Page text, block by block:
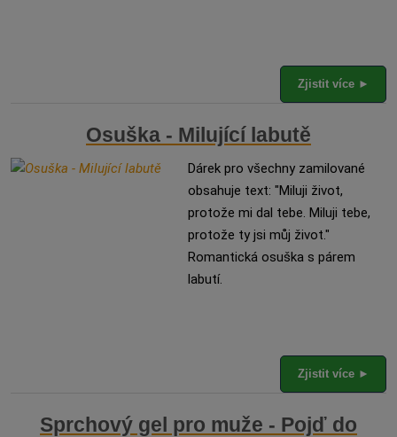
Zjistit více ►
Osuška - Milující labutě
Dárek pro všechny zamilované
obsahuje text: "Miluji život,
protože mi dal tebe. Miluji tebe,
protože ty jsi můj život."
Romantická osuška s párem
labutí.
Zjistit více ►
Sprchový gel pro muže - Pojď do